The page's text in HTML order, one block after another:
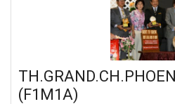
(F1M1A)